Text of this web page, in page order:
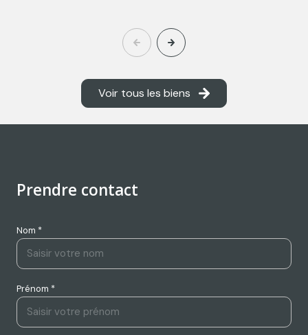
Voir tous les biens
Prendre contact
Nom *
Prénom *